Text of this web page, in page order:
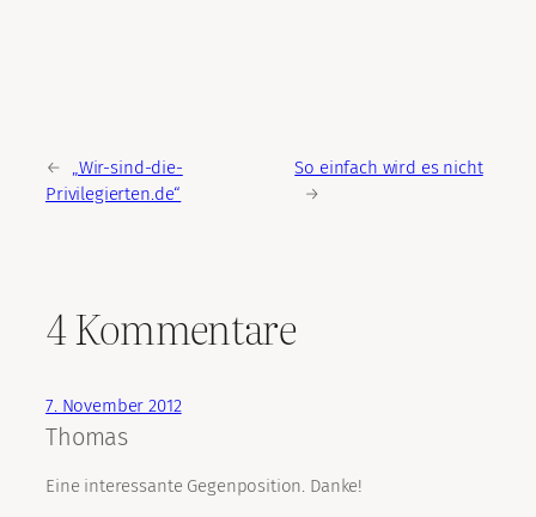
←
„Wir-sind-die-
Privilegierten.de“
So einfach wird es nicht
→
4 Kommentare
7. November 2012
Thomas
Eine interessante Gegenposition. Danke!